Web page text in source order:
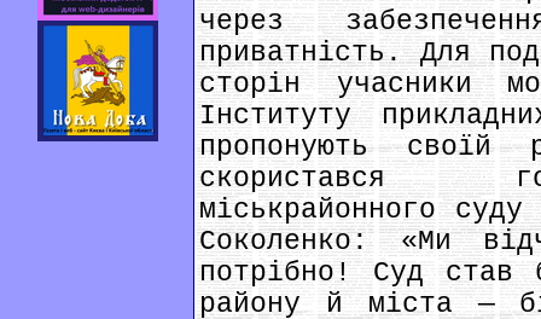
через
приватність. Для
сторін учасники
Інституту
пропонують
скористався
міськрайонного
Соколенко: «Ми
потрібно! Суд став
району й міста —